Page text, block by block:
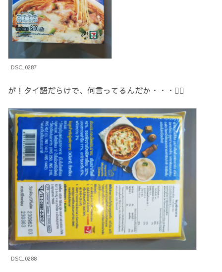
DSC_0287
が！タイ語だらけで、何言ってるんだか・・・🤷‍♂️
DSC_0288